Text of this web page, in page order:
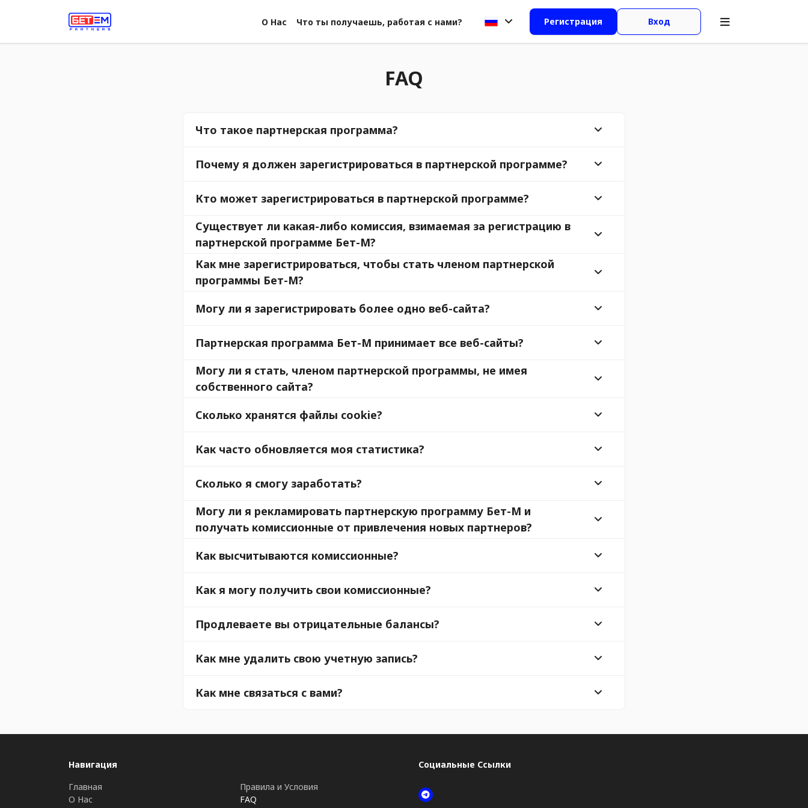
О Нас Что ты получаешь, работая с нами? Регистрация Вход
FAQ
Что такое партнерская программа?
Почему я должен зарегистрироваться в партнерской программе?
Кто может зарегистрироваться в партнерской программе?
Существует ли какая-либо комиссия, взимаемая за регистрацию в
партнерской программе Бет-М?
Как мне зарегистрироваться, чтобы стать членом партнерской
программы Бет-М?
Могу ли я зарегистрировать более одно веб-сайта?
Партнерская программа Бет-М принимает все веб-сайты?
Могу ли я стать, членом партнерской программы, не имея
собственного сайта?
Сколько хранятся файлы cookie?
Как часто обновляется моя статистика?
Сколько я смогу заработать?
Могу ли я рекламировать партнерскую программу Бет-М и
получать комиссионные от привлечения новых партнеров?
Как высчитываются комиссионные?
Как я могу получить свои комиссионные?
Продлеваете вы отрицательные балансы?
Как мне удалить свою учетную запись?
Как мне связаться с вами?
Навигация
Главная
О Нас
Правила и Условия
FAQ
Социальные Ссылки